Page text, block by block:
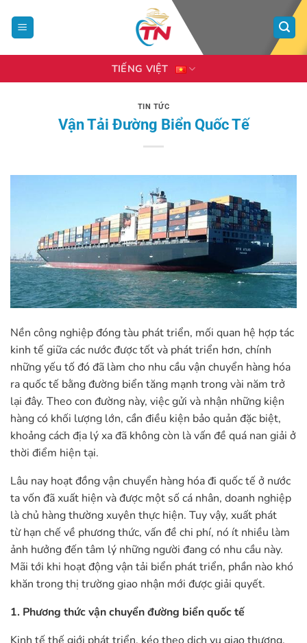
nội
dung
TIẾNG VIỆT
TIN TỨC
Vận Tải Đường Biển Quốc Tế
Nền công nghiệp đóng tàu phát triển, mối quan hệ hợp tác
kinh tế giữa các nước được tốt và phát triển hơn, chính
những yếu tố đó đã làm cho nhu cầu vận chuyển hàng hóa
ra quốc tế bằng đường biển tăng mạnh trong vài năm trở
lại đây. Theo con đường này, việc gửi và nhận những kiện
hàng có khối lượng lớn, cần điều kiện bảo quản đặc biệt,
khoảng cách địa lý xa đã không còn là vấn đề quá nan giải ở
thời điểm hiện tại.
Lâu nay hoạt đồng vận chuyển hàng hóa đi quốc tế ở nước
ta vốn đã xuất hiện và được một số cá nhân, doanh nghiệp
là chủ hàng thường xuyên thực hiện. Tuy vậy, xuất phát
từ hạn chế về phương thức, vấn đề chi phí, nó ít nhiều làm
ảnh hưởng đến tâm lý những người đang có nhu cầu này.
Mãi tới khi hoạt động vận tải biển phát triển, phần nào khó
khăn trong thị trường giao nhận mới được giải quyết.
1. Phương thức vận chuyển đường biển quốc tế